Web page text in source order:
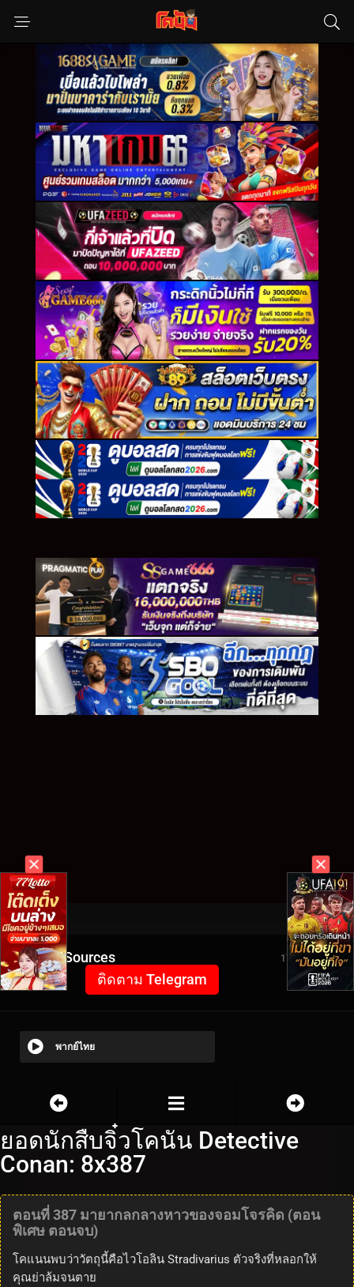
Video Sources 1743 Views
ติดตาม Telegram
พากย์ไทย
ยอดนักสืบจิ๋วโคนัน Detective
Conan: 8x387
ตอนที่ 387 มายากลกลางหาวของจอมโจรคิด (ตอน
พิเศษ ตอนจบ)
โคแนนพบว่าวัตถุนี้คือไวโอลิน Stradivarius ตัวจริงที่หลอกให้
คุณย่าล้มจนตาย